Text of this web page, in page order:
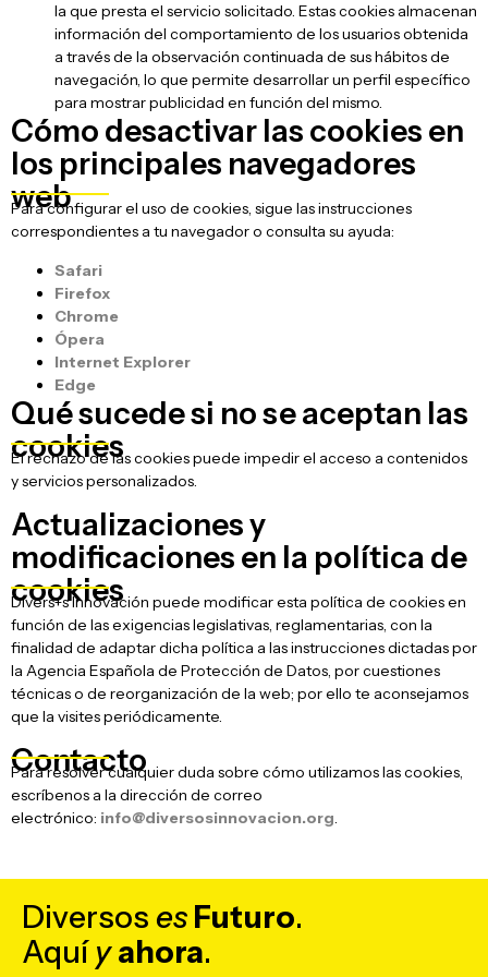
la que presta el servicio solicitado. Estas cookies almacenan
información del comportamiento de los usuarios obtenida
a través de la observación continuada de sus hábitos de
navegación, lo que permite desarrollar un perfil específico
para mostrar publicidad en función del mismo.
Cómo desactivar las cookies en
los principales navegadores
web
Para configurar el uso de cookies, sigue las instrucciones
correspondientes a tu navegador o consulta su ayuda:
Safari
Firefox
Chrome
Ópera
Internet Explorer
Edge
Qué sucede si no se aceptan las
cookies
El rechazo de las cookies puede impedir el acceso a contenidos
y servicios personalizados.
Actualizaciones y
modificaciones en la política de
cookies
Divers+s Innovación puede modificar esta política de cookies en
función de las exigencias legislativas, reglamentarias, con la
finalidad de adaptar dicha política a las instrucciones dictadas por
la Agencia Española de Protección de Datos, por cuestiones
técnicas o de reorganización de la web; por ello te aconsejamos
que la visites periódicamente.
Contacto
Para resolver cualquier duda sobre cómo utilizamos las cookies,
escríbenos a la dirección de correo
electrónico: info@diversosinnovacion.org.
Diversos es Futuro.
Aquí y ahora.